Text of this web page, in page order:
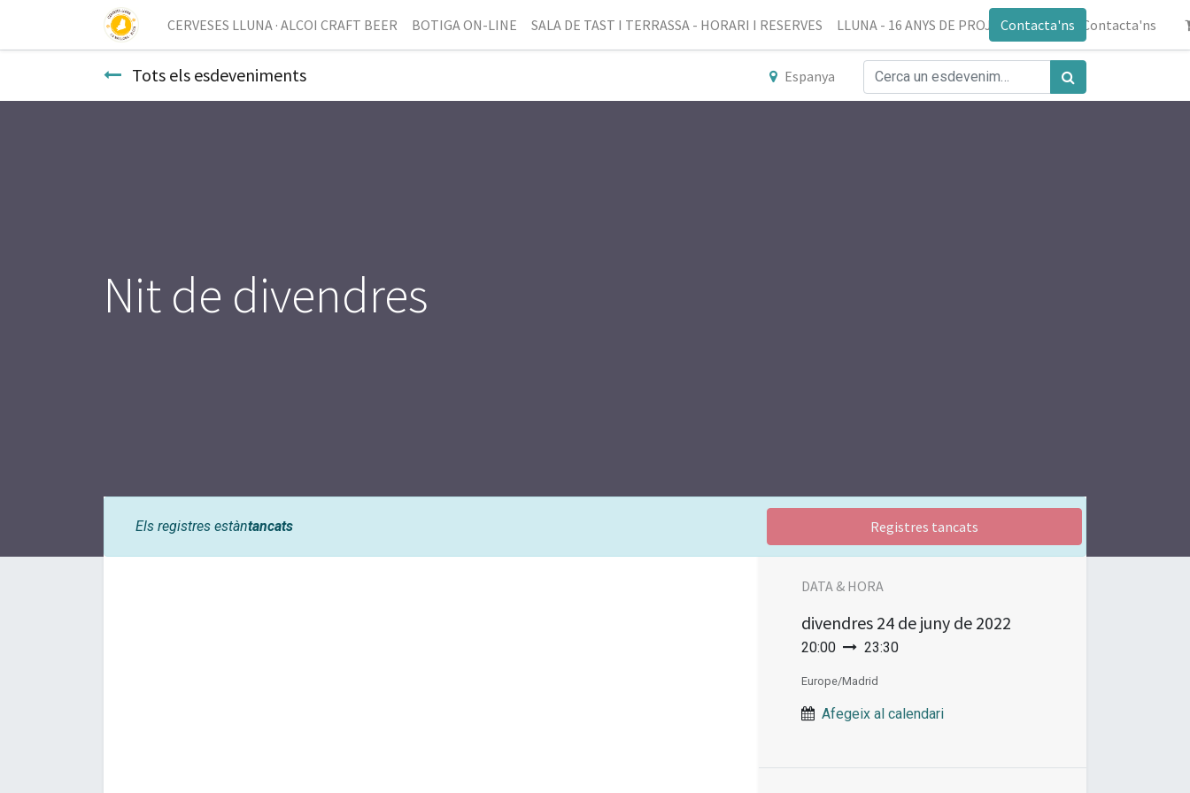
CERVESES LLUNA · ALCOI CRAFT BEER BOTIGA ON-LINE SALA DE TAST I TERRASSA - HORARI I RESERVES LLUNA - 16 ANYS DE PROJECTE Blog Contacta'ns
Contacta'ns
Tots els esdeveniments Espanya
Nit de divendres
Els registres estàntancats Registres tancats
DATA & HORA
divendres 24 de juny de 2022
20:00 23:30
Europe/Madrid
Afegeix al calendari